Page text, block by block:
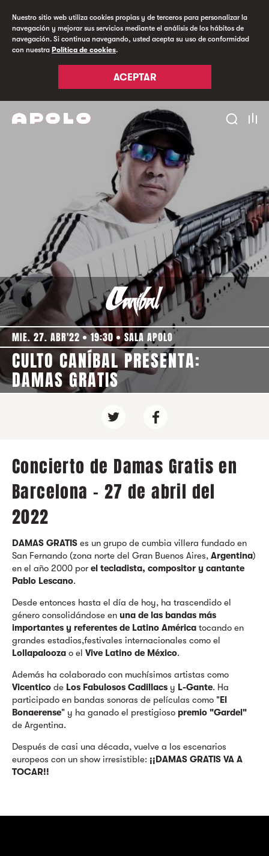
Nuestro sitio web utiliza cookies propias y de terceros para personalizar la
navegación y mejorar sus servicios mediante el análisis de los hábitos de
navegación. Si continua navegando, usted acepta su uso de conformidad
con nuestra Política de cookies.
ACEPTAR
MIE. 27. ABR'22 19:30 SALA APOLO
CULTO CANÍBAL PRESENTA:
DAMAS GRATIS
Concierto de Damas Gratis en
Barcelona - 27 de abril del
2022
DAMAS GRATIS es un grupo de cumbia villera fundado en
San Fernando (zona norte del Gran Buenos Aires, Argentina)
en el año 2000 por el tecladista, compositor y cantante
Pablo Lescano.
Desde entonces hasta el día de hoy, ha trascendido el
género consolidándose en una de las bandas más
importantes y referentes de Latino América tocando en
grandes estadios,festivales internacionales como el
Lollapalooza o el Vive Latino de México.
Además ha colaborado con muchísimos artistas como
Vicentico de Los Fabulosos Cadillacs y L-Gante. Ha
participado en bandas sonoras de películas como "El
Bonaerense" y ha ganado el prestigioso premio "Gardel"
de Argentina.
Después de casi una década, vuelve a los escenarios
europeos con un show irresistible: ¡¡DAMAS GRATIS VA A
TOCAR!!